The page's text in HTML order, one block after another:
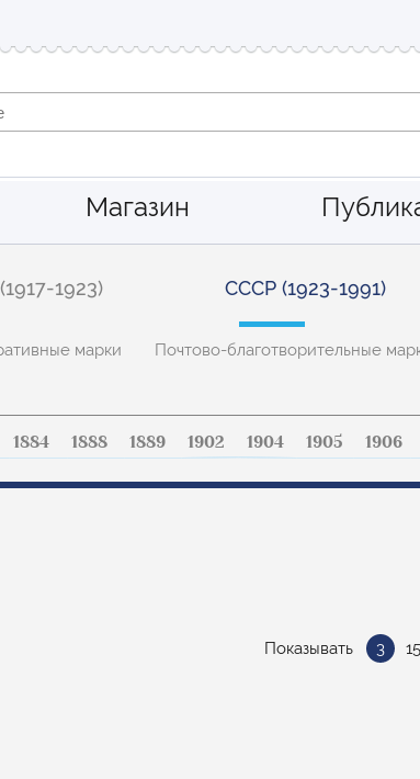
Магазин
1923) СССР (1923-1991)
марки Почтово-благотворительные
1884 1888 1889 1902 1904 1905 1906
Показывать 3 15